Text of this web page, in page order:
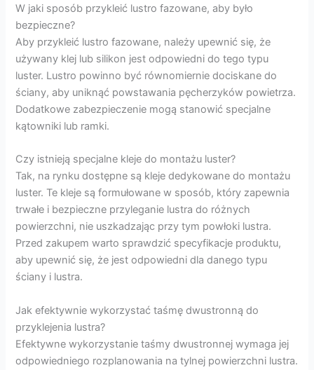
W jaki sposób przykleić lustro fazowane, aby było
bezpieczne?
Aby przykleić lustro fazowane, należy upewnić się, że
używany klej lub silikon jest odpowiedni do tego typu
luster. Lustro powinno być równomiernie dociskane do
ściany, aby uniknąć powstawania pęcherzyków powietrza.
Dodatkowe zabezpieczenie mogą stanowić specjalne
kątowniki lub ramki.
Czy istnieją specjalne kleje do montażu luster?
Tak, na rynku dostępne są kleje dedykowane do montażu
luster. Te kleje są formułowane w sposób, który zapewnia
trwałe i bezpieczne przyleganie lustra do różnych
powierzchni, nie uszkadzając przy tym powłoki lustra.
Przed zakupem warto sprawdzić specyfikacje produktu,
aby upewnić się, że jest odpowiedni dla danego typu
ściany i lustra.
Jak efektywnie wykorzystać taśmę dwustronną do
przyklejenia lustra?
Efektywne wykorzystanie taśmy dwustronnej wymaga jej
odpowiedniego rozplanowania na tylnej powierzchni lustra.